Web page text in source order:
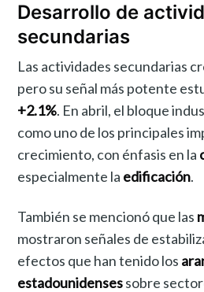
Desarrollo de
secundarias
Las actividades secundarias
pero su señal más potente
+2.1%. En abril, el bloque
como uno de los principales
crecimiento, con énfasis en la
especialmente la edificación.
También se mencionó que las
mostraron señales de
efectos que han tenido los
estadounidensessobre